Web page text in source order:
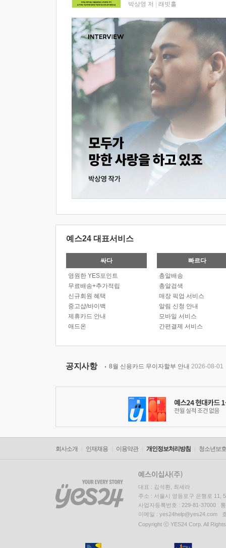
박상영 저 래빗홀
예스24 대표서비스
싸다
영원한 YES포인트
무료배송+추가적립
신규회원 혜택
중고샵/바이백
제휴카드 안내
애드온
빠르다
총알배송
총알검색
매장 픽업 서비스
알림 신청 안내
모바일 서비스
간편결제 서비스
공지사항 8월 신용카드 무이자할부 안내 2026-08-01
회사소개 인재채용 이용약관 개인정보처리방침 청소년보
대표 : 김석환, 최세라
주소 : 서울시 영등포구 은행로 11,
사업자등록번호 : 229-81-37000
이메일 : yes24help@yes24.com
Copyright ⓒ YES24 Corp. All